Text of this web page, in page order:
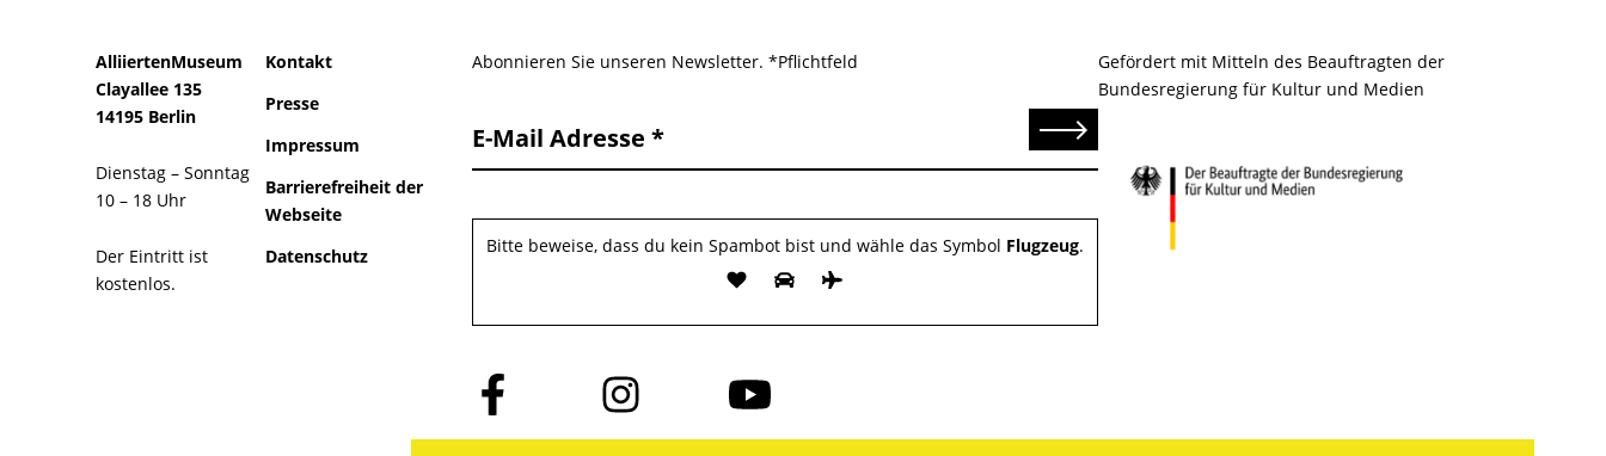
AlliiertenMuseum
Clayallee 135
14195 Berlin
Dienstag – Sonntag
10 – 18 Uhr
Der Eintritt ist
kostenlos.
Kontakt
Presse
Impressum
Barrierefreiheit der
Webseite
Datenschutz
Abonnieren Sie unseren Newsletter. *Pflichtfeld
E-Mail Adresse Senden
Bitte beweise, dass du kein Spambot bist und wähle das Symbol Flugzeug.
Folge
uns
auf
Folge
uns
auf
Folge
uns
auf
Gefördert mit Mitteln des Beauftragten der
Bundesregierung für Kultur und Medien